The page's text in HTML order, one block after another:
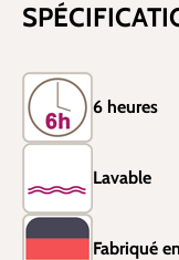
6 heures
Lavable
Fabriqué